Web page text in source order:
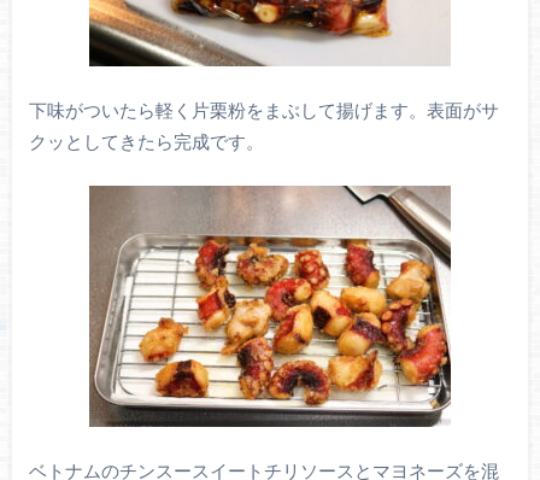
下味がついたら軽く片栗粉をまぶして揚げます。表面がサ
クッとしてきたら完成です。
ベトナムのチンスースイートチリソースとマヨネーズを混